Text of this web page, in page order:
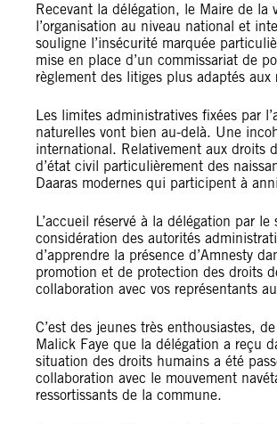
Recevant la délégation, le Maire de la
l’organisation au niveau national et
souligne l’insécurité marquée
mise en place d’un commissariat de
règlement des litiges plus adaptés
Les limites administratives fixées par
naturelles vont bien au-delà. Une
international. Relativement aux droits
d’état civil particulièrement des
Daaras modernes qui participent à
L’accueil réservé à la délégation par
considération des autorités
d’apprendre la présence d’Amnesty
promotion et de protection des droits
collaboration avec vos représentants
C’est des jeunes très enthousiastes,
Malick Faye que la délégation a reçu
situation des droits humains a été
collaboration avec le mouvement
ressortissants de la commune.